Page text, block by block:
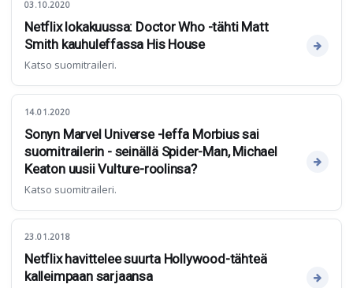
03.10.2020
Netflix lokakuussa: Doctor Who -tähti Matt
Smith kauhuleffassa His House
Katso suomitraileri.
14.01.2020
Sonyn Marvel Universe -leffa Morbius sai
suomitrailerin - seinällä Spider-Man, Michael
Keaton uusii Vulture-roolinsa?
Katso suomitraileri.
23.01.2018
Netflix havittelee suurta Hollywood-tähteä
kalleimpaan sarjaansa